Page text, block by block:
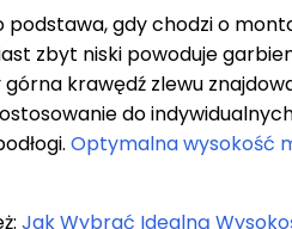
podstawa, gdy chodzi o
zbyt niski powoduje
krawędź zlewu
do
Optymalna wysokość
Jak Wybrać Idealną